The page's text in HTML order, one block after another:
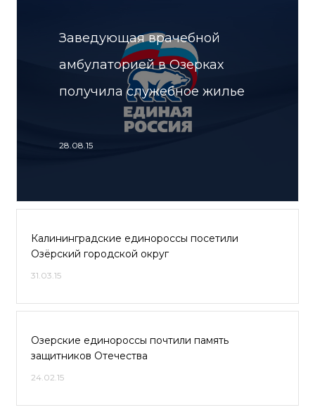
Заведующая врачебной
амбулаторией в Озерках
получила служебное жилье
28.08.15
Калининградские единороссы посетили
Озёрский городской округ
31.03.15
Озерские единороссы почтили память
защитников Отечества
24.02.15